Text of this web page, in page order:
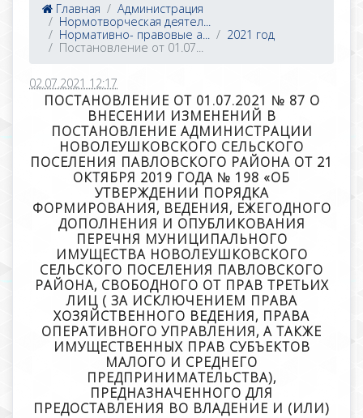
Главная
Администрация
Нормотворческая деятел...
Нормативно- правовые а...
2021 год
Постановление от 01.07...
02.07.2021 12:17
ПОСТАНОВЛЕНИЕ ОТ 01.07.2021 № 87 О
ВНЕСЕНИИ ИЗМЕНЕНИЙ В
ПОСТАНОВЛЕНИЕ АДМИНИСТРАЦИИ
НОВОЛЕУШКОВСКОГО СЕЛЬСКОГО
ПОСЕЛЕНИЯ ПАВЛОВСКОГО РАЙОНА ОТ 21
ОКТЯБРЯ 2019 ГОДА № 198 «ОБ
УТВЕРЖДЕНИИ ПОРЯДКА
ФОРМИРОВАНИЯ, ВЕДЕНИЯ, ЕЖЕГОДНОГО
ДОПОЛНЕНИЯ И ОПУБЛИКОВАНИЯ
ПЕРЕЧНЯ МУНИЦИПАЛЬНОГО
ИМУЩЕСТВА НОВОЛЕУШКОВСКОГО
СЕЛЬСКОГО ПОСЕЛЕНИЯ ПАВЛОВСКОГО
РАЙОНА, СВОБОДНОГО ОТ ПРАВ ТРЕТЬИХ
ЛИЦ ( ЗА ИСКЛЮЧЕНИЕМ ПРАВА
ХОЗЯЙСТВЕННОГО ВЕДЕНИЯ, ПРАВА
ОПЕРАТИВНОГО УПРАВЛЕНИЯ, А ТАКЖЕ
ИМУЩЕСТВЕННЫХ ПРАВ СУБЪЕКТОВ
МАЛОГО И СРЕДНЕГО
ПРЕДПРИНИМАТЕЛЬСТВА),
ПРЕДНАЗНАЧЕННОГО ДЛЯ
ПРЕДОСТАВЛЕНИЯ ВО ВЛАДЕНИЕ И (ИЛИ)